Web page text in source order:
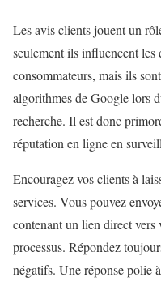
Les avis clients jouent un
seulement ils influencent les
consommateurs, mais ils
algorithmes de Google lors
recherche. Il est donc
réputation en ligne en
Encouragez vos clients à
services. Vous pouvez
contenant un lien direct
processus. Répondez
négatifs. Une réponse polie